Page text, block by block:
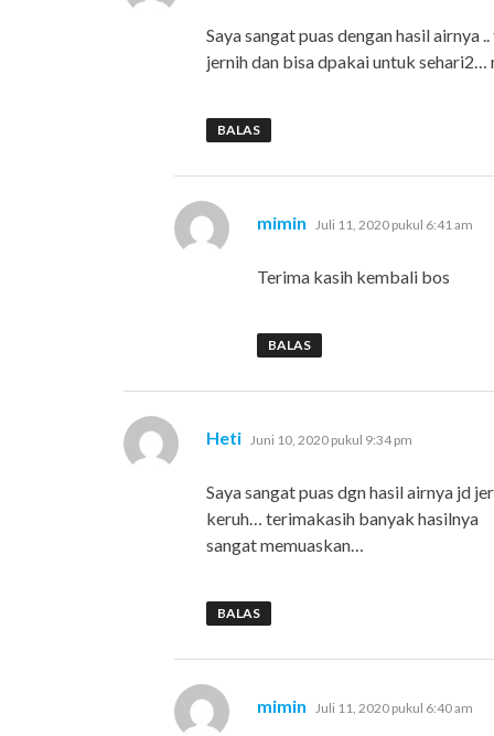
Saya sangat puas dengan hasil
jernih dan bisa dpakai untuk sehari2…
BALAS
mimin berkata:
Juli 11, 2020 pukul 6:41 am
Terima kasih kembali bos
BALAS
Heti berkata:
Juni 10, 2020 pukul 9:34 pm
Saya sangat puas dgn hasil airnya jd
keruh… terimakasih banyak hasilnya
sangat memuaskan…
BALAS
mimin berkata:
Juli 11, 2020 pukul 6:40 am